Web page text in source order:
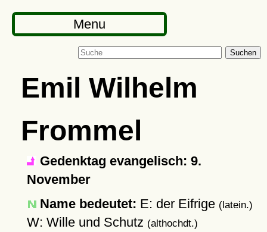
Menu
Suchen
Emil Wilhelm
Frommel
Gedenktag evangelisch: 9.
November
Name bedeutet: E: der Eifrige (latein.)
W: Wille und Schutz (althochdt.)